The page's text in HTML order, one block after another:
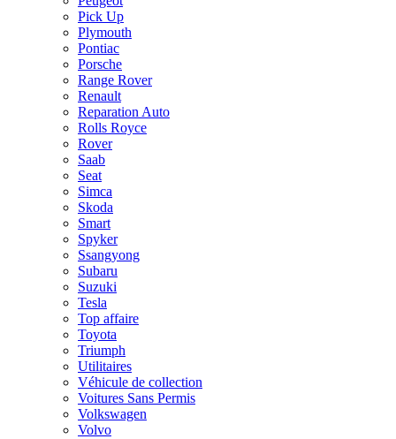
Pick Up
Plymouth
Pontiac
Porsche
Range Rover
Renault
Reparation Auto
Rolls Royce
Rover
Saab
Seat
Simca
Skoda
Smart
Spyker
Ssangyong
Subaru
Suzuki
Tesla
Top affaire
Toyota
Triumph
Utilitaires
Véhicule de collection
Voitures Sans Permis
Volkswagen
Volvo